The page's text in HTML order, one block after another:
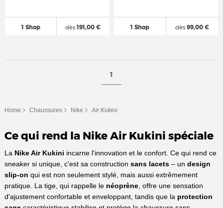
1 Shop dès191,00 € 1 Shop dès99,00 €
1
Home Chaussures Nike Air Kukini
Ce qui rend la Nike Air Kukini spéciale
La Nike Air Kukini incarne l'innovation et le confort. Ce qui rend ce
sneaker si unique, c'est sa construction sans lacets– un design
slip-on qui est non seulement stylé, mais aussi extrêmement
pratique. La tige, qui rappelle le néoprène, offre une sensation
d'ajustement confortable et enveloppant, tandis que la protection